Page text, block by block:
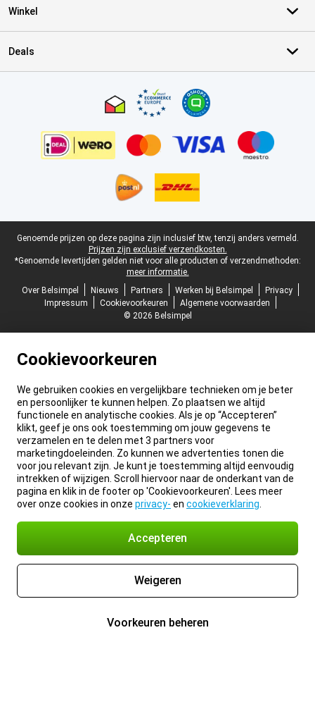
Winkel
Deals
Juridische voettekst
Genoemde prijzen op deze pagina zijn inclusief btw, tenzij anders vermeld.
Prijzen zijn exclusief verzendkosten.
*Genoemde levertijden gelden niet voor alle producten of verzendmethoden:
meer informatie.
Over Belsimpel
Nieuws Partners Werken bij Belsimpel
Privacy
Impressum
Cookievoorkeuren
Algemene voorwaarden
© 2026 Belsimpel
Cookievoorkeuren
We gebruiken cookies en vergelijkbare technieken om je beter
en persoonlijker te kunnen helpen. Zo plaatsen we altijd
functionele en analytische cookies. Als je op “Accepteren”
klikt, geef je ons ook toestemming om jouw gegevens te
verzamelen en te delen met 3 partners voor
marketingdoeleinden. Zo kunnen we advertenties tonen die
voor jou relevant zijn. Je kunt je toestemming altijd eenvoudig
intrekken of wijzigen. Scroll hiervoor naar de onderkant van de
pagina en klik in de footer op 'Cookievoorkeuren'. Lees meer
over onze cookies in onze privacy- en cookieverklaring
Accepteren
Weigeren
Voorkeuren beheren